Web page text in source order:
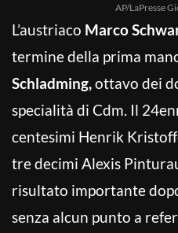
AP/LaPresse
L’austriaco Marco
termine della prima
Schladming,ottavo dei
specialità di Cdm. Il
centesimi Henrik
tre decimi Alexis
risultato importante
senza alcun punto a